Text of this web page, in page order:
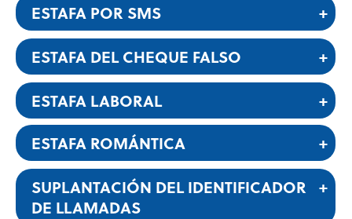
ESTAFA POR SMS
ESTAFA DEL CHEQUE FALSO
ESTAFA LABORAL
ESTAFA ROMÁNTICA
SUPLANTACIÓN DEL IDENTIFICADOR
DE LLAMADAS